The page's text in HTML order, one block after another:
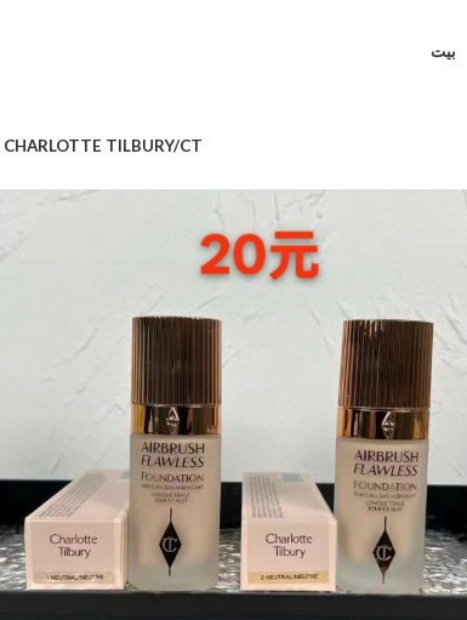
بيت
CHARLOTTE TILBURY/CT